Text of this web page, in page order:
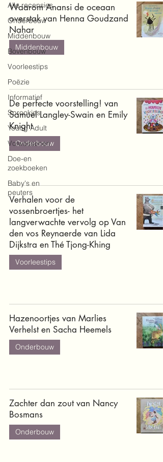
Alle recensies
Onderbouw
Middenbouw
Bovenbouw
Voorleestips
Poëzie
Informatief
Sprookjes
Young Adult
Volwassenen
Doe-en
zoekboeken
Baby's en
peuters
Waarom Anansi de oceaan
overstak van Henna Goudzand
Nahar
Middenbouw
De perfecte voorstelling! van
Samuel Langley-Swain en Emily
Knight
Onderbouw
Verhalen voor de
vossenbroertjes- het
langverwachte vervolg op Van
den vos Reynaerde van Lida
Dijkstra en Thé Tjong-Khing
Voorleestips
Hazenoortjes van Marlies
Verhelst en Sacha Heemels
Onderbouw
Zachter dan zout van Nancy
Bosmans
Onderbouw